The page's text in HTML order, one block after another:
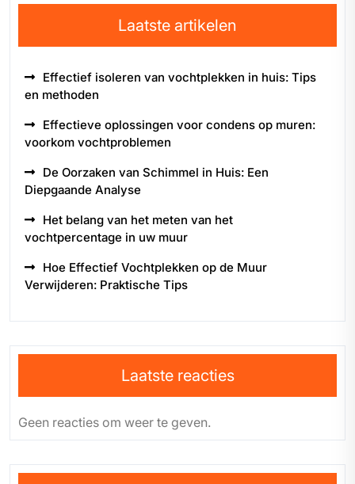
Laatste artikelen
Effectief isoleren van vochtplekken in huis: Tips
en methoden
Effectieve oplossingen voor condens op muren:
voorkom vochtproblemen
De Oorzaken van Schimmel in Huis: Een
Diepgaande Analyse
Het belang van het meten van het
vochtpercentage in uw muur
Hoe Effectief Vochtplekken op de Muur
Verwijderen: Praktische Tips
Laatste reacties
Geen reacties om weer te geven.